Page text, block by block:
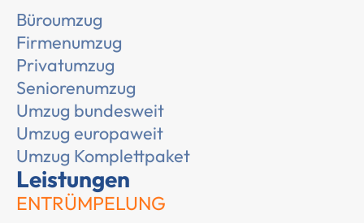
Büroumzug
Firmenumzug
Privatumzug
Seniorenumzug
Umzug bundesweit
Umzug europaweit
Umzug Komplettpaket
Leistungen
ENTRÜMPELUNG